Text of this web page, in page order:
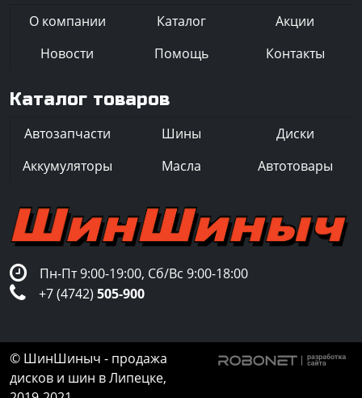
О компании Каталог
Акции
Новости
Помощь Контакты
Каталог товаров
Автозапчасти Шины
Диски
Аккумуляторы
Масла Автотовары
Пн-Пт 9:00-19:00, Сб/Вс 9:00-18:00
+7 (4742) 505-900
© ШинШиныч - продажа
дисков и шин в Липецке,